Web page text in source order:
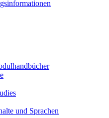
und Sprachen